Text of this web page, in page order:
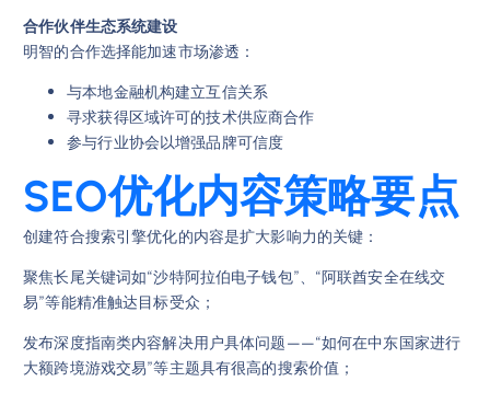
合作伙伴生态系统建设
明智的合作选择能加速市场渗透：
与本地金融机构建立互信关系
寻求获得区域许可的技术供应商合作
参与行业协会以增强品牌可信度
SEO优化内容策略要点
创建符合搜索引擎优化的内容是扩大影响力的关键：
聚焦长尾关键词如“沙特阿拉伯电子钱包”、“阿联酋安全在线交
易”等能精准触达目标受众；
发布深度指南类内容解决用户具体问题——“如何在中东国家进行
大额跨境游戏交易”等主题具有很高的搜索价值；